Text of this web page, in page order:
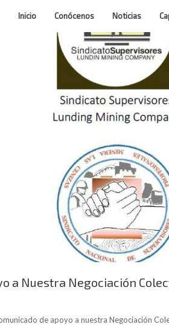
Inicio Conócenos Noticias
a Nuestra Negociación
de apoyo a nuestra Negociación